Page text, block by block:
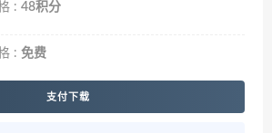
: 48积分
: 免费
支付下载